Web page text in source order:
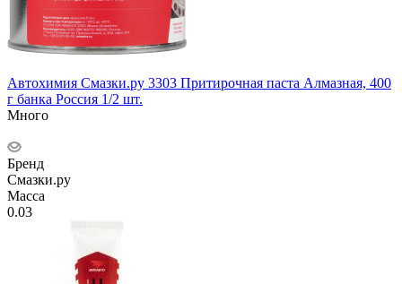
Автохимия Смазки.ру 3303 Притирочная паста Алмазная, 400
г банка Россия 1/2 шт.
Много
Бренд
Смазки.ру
Масса
0.03